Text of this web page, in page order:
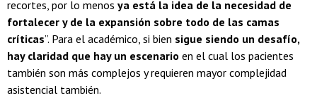
recortes, por lo menos ya está la idea de la necesidad de
fortalecer y de la expansión sobre todo de las camas
críticas”. Para el académico, si bien sigue siendo un desafío,
hay claridad que hay un escenario en el cual los pacientes
también son más complejos y requieren mayor complejidad
asistencial también.